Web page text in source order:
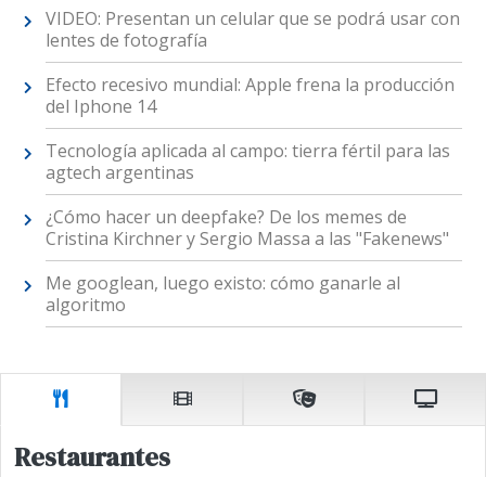
VIDEO: Presentan un celular que se podrá usar con
lentes de fotografía
Efecto recesivo mundial: Apple frena la producción
del Iphone 14
Tecnología aplicada al campo: tierra fértil para las
agtech argentinas
¿Cómo hacer un deepfake? De los memes de
Cristina Kirchner y Sergio Massa a las "Fakenews"
Me googlean, luego existo: cómo ganarle al
algoritmo
Restaurantes